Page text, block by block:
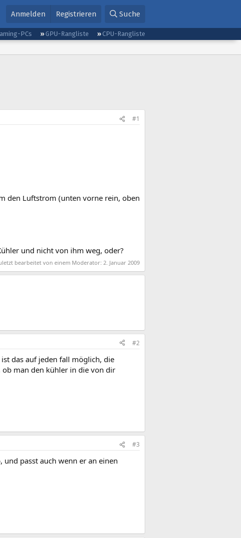
Anmelden Registrieren Suche
PCs GPU-Rangliste
CPU-Rangliste
#1
den Luftstrom (unten vorne rein, oben
und nicht von ihm weg, oder?
bearbeitet von einem Moderator: 2. Januar 2009
#2
das auf jeden fall möglich, die
man den kühler in die von dir
#3
passt auch wenn er an einen